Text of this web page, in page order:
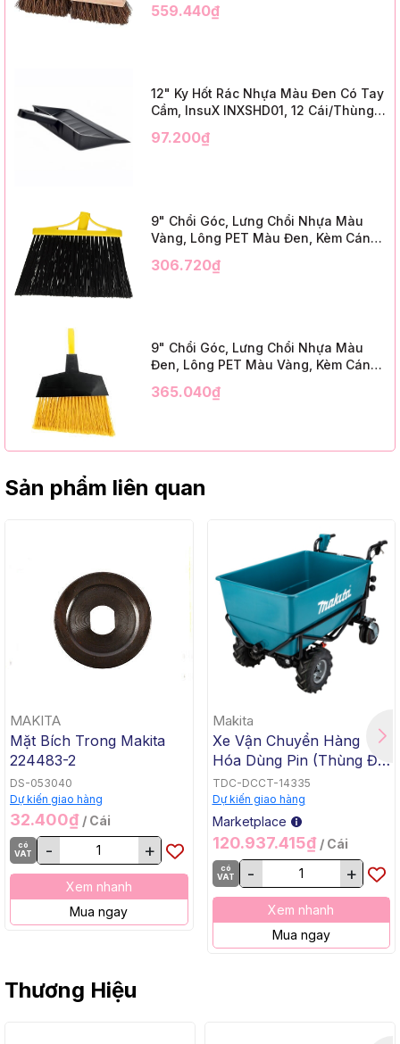
3" Trim)
559.440₫
12" Ky Hốt Rác Nhựa Màu Đen Có Tay
Cầm, InsuX INXSHD01, 12 Cái/Thùng,
Black Plastic)
97.200₫
9" Chổi Góc, Lưng Chổi Nhựa Màu
Vàng, Lông PET Màu Đen, Kèm Cán
12 Bộ/Thùng (9" Angle Broom, Yellow
306.720₫
9" Chổi Góc, Lưng Chổi Nhựa Màu
Đen, Lông PET Màu Vàng, Kèm Cán
12 Bộ/Thùng (9" Angle Broom, Black
365.040₫
Sản phẩm liên quan
MAKITA
Mặt Bích Trong Makita
224483-2
DS-053040
Dự kiến giao hàng
32.400₫ / Cái
có
VAT
- +
Xem nhanh
Mua ngay
Makita
Xe Vận Chuyển Hàng
Hóa Dùng Pin (Thùng Đế
Bằng, BL, 18Vx2) Makita
DCU605Z
TDC-DCCT-14335
Dự kiến giao hàng
Marketplace
120.937.415₫ / Cái
có
VAT
- +
Xem nhanh
Mua ngay
Thương Hiệu